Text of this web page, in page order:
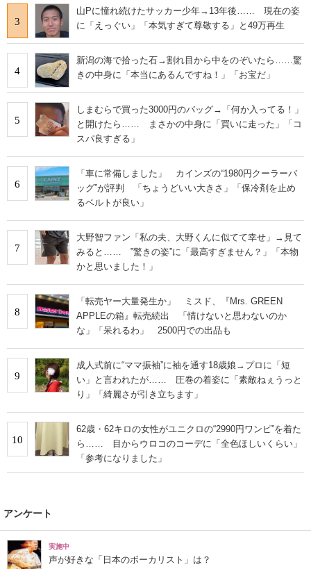
3
山Pに憧れ続けたサッカー少年→13年後…… 現在の姿
に「えっぐい」「本気すぎて尊敬する」と49万再生
4
新潟の海で拾った石→割れ目から中をのぞいたら……驚
きの中身に「本当にあるんですね！」「お宝だ」
5
しまむらで買った3000円のバッグ→「何か入ってる！」
と開けたら…… まさかの中身に「買いに走った」「コ
スパ良すぎる」
6
「車に常備しました」 カインズの“1980円クーラーバ
ッグ”が評判 「ちょうどいい大きさ」「保冷剤を止め
るベルトが良い」
7
大野智ファン「私の夫、大野くんに似てて幸せ」→見て
みると…… ‟驚きの姿”に「最高すぎません？」「本物
かと思いました！」
8
「転売ヤー大量発生か」 ミスド、『Mrs. GREEN
APPLEの箱』転売続出 「情けないと思わないのか
な」「呆れるわ」 2500円での出品も
9
成人式前に“ママ振袖”に袖を通す18歳娘→プロに「短
い」と言われたが…… 圧巻の着姿に「素敵ねぇうっと
り」「綺麗さが引き立ちます」
10
62歳・62キロの女性がユニクロの“2990円ワンピ”を着た
ら…… 目からウロコのコーデに「全色ほしいくらい」
「参考になりました」
アンケート
実施中
声が好きな「日本のボーカリスト」は？